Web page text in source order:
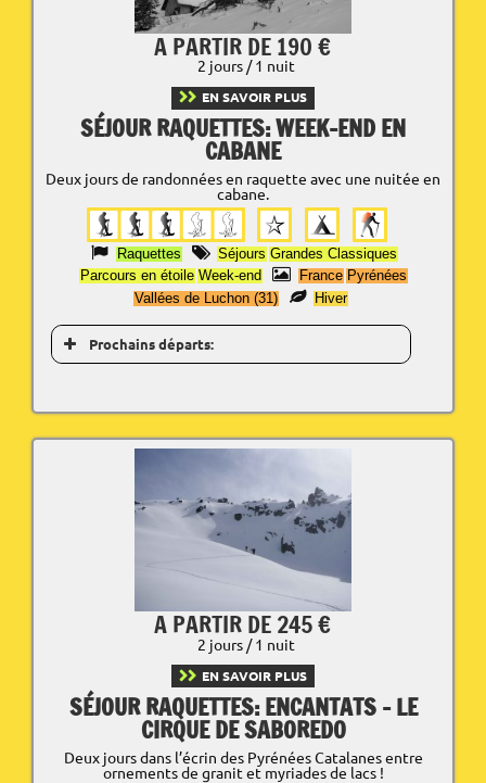
A PARTIR DE 190 €
2 jours / 1 nuit
EN SAVOIR PLUS
SÉJOUR RAQUETTES: WEEK-END EN
CABANE
Deux jours de randonnées en raquette avec une nuitée en
cabane.
Raquettes Séjours Grandes Classiques
Parcours en étoile Week-end France Pyrénées
Vallées de Luchon (31)
Hiver
Prochains départs:
A PARTIR DE 245 €
2 jours / 1 nuit
EN SAVOIR PLUS
SÉJOUR RAQUETTES: ENCANTATS - LE
CIRQUE DE SABOREDO
Deux jours dans l’écrin des Pyrénées Catalanes entre
ornements de granit et myriades de lacs !